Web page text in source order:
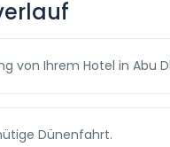
von Ihrem Hotel in Abu
Dünenfahrt.